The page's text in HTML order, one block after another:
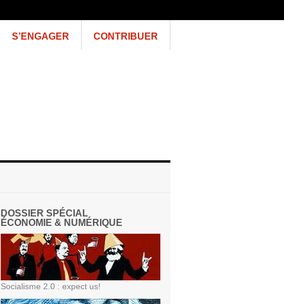
S’ENGAGER CONTRIBUER
DOSSIER SPÉCIAL
ÉCONOMIE & NUMÉRIQUE
Socialisme 2.0 : expect us!